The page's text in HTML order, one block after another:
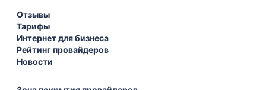
Отзывы
Тарифы
Интернет для бизнеса
Рейтинг провайдеров
Новости